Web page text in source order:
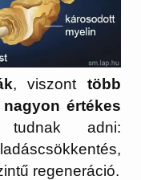
, viszont több
értékes
adni:
regeneráció.